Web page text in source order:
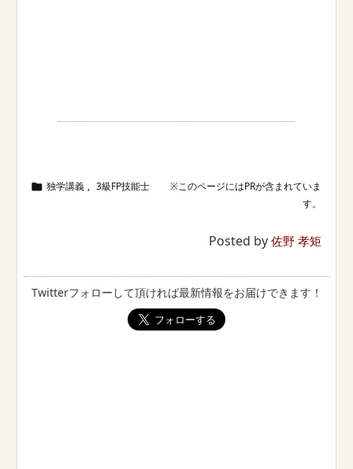
 独学講義 , 3級FP技能士
Posted by 佐野 孝矩
Twitterフォローして頂ければ最新情報をお届けできます！